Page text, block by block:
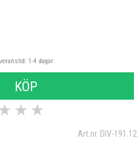
1-4 dagar
KÖP
★ ★
Art.nr. DIV-191.12